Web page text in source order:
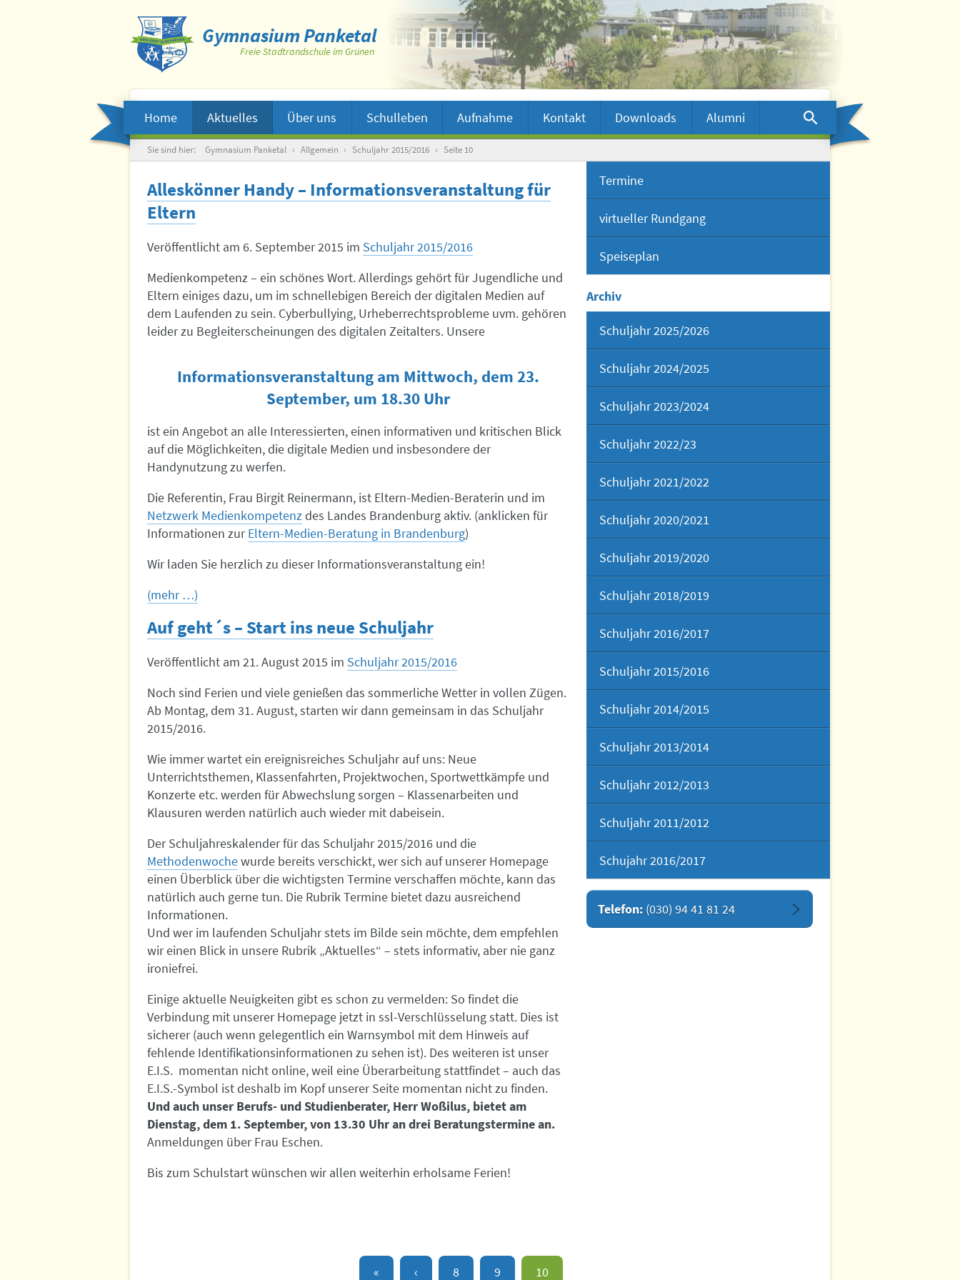
Gymnasium Panketal
Freie Stadtrandschule im Grünen
Home Aktuelles Über uns Schulleben Aufnahme Kontakt Downloads
Alumni
Suche
Sie sind hier: Gymnasium Panketal › Allgemein › Schuljahr 2015/2016 › Seite 10
Alleskönner Handy – Informationsveranstaltung für
Eltern
Veröffentlicht am 6. September 2015 im Schuljahr 2015/2016
Medienkompetenz – ein schönes Wort. Allerdings gehört für Jugendliche und
Eltern einiges dazu, um im schnellebigen Bereich der digitalen Medien auf
dem Laufenden zu sein. Cyberbullying, Urheberrechtsprobleme uvm. gehören
leider zu Begleiterscheinungen des digitalen Zeitalters. Unsere
Informationsveranstaltung am Mittwoch, dem 23.
September, um 18.30 Uhr
ist ein Angebot an alle Interessierten, einen informativen und kritischen Blick
auf die Möglichkeiten, die digitale Medien und insbesondere der
Handynutzung zu werfen.
Die Referentin, Frau Birgit Reinermann, ist Eltern-Medien-Beraterin und im
Netzwerk Medienkompetenzdes Landes Brandenburg aktiv. (anklicken für
Informationen zurEltern-Medien-Beratung in Brandenburg)
Wir laden Sie herzlich zu dieser Informationsveranstaltung ein!
(mehr …)
Auf geht´s – Start ins neue Schuljahr
Veröffentlicht am 21. August 2015 im Schuljahr 2015/2016
Noch sind Ferien und viele genießen das sommerliche Wetter in vollen Zügen.
Ab Montag, dem 31. August, starten wir dann gemeinsam in das Schuljahr
2015/2016.
Wie immer wartet ein ereignisreiches Schuljahr auf uns: Neue
Unterrichtsthemen, Klassenfahrten, Projektwochen, Sportwettkämpfe und
Konzerte etc. werden für Abwechslung sorgen – Klassenarbeiten und
Klausuren werden natürlich auch wieder mit dabeisein.
Der Schuljahreskalender für das Schuljahr 2015/2016 und die
Methodenwochewurde bereits verschickt, wer sich auf unserer Homepage
einen Überblick über die wichtigsten Termine verschaffen möchte, kann das
natürlich auch gerne tun. Die Rubrik Termine bietet dazu ausreichend
Informationen.
Und wer im laufenden Schuljahr stets im Bilde sein möchte, dem empfehlen
wir einen Blick in unsere Rubrik „Aktuelles“ – stets informativ, aber nie ganz
ironiefrei.
Einige aktuelle Neuigkeiten gibt es schon zu vermelden: So findet die
Verbindung mit unserer Homepage jetzt in ssl-Verschlüsselung statt. Dies ist
sicherer (auch wenn gelegentlich ein Warnsymbol mit dem Hinweis auf
fehlende Identifikationsinformationen zu sehen ist). Des weiteren ist unser
E.I.S. momentan nicht online, weil eine Überarbeitung stattfindet – auch das
E.I.S.-Symbol ist deshalb im Kopf unserer Seite momentan nicht zu finden.
Und auch unser Berufs- und Studienberater, Herr Woßilus, bietet am
Dienstag, dem 1. September, von 13.30 Uhr an drei Beratungstermine an.
Anmeldungen über Frau Eschen.
Bis zum Schulstart wünschen wir allen weiterhin erholsame Ferien!
« ‹ 8 9 10
Termine
virtueller Rundgang
Virtueller Rundgang
Interview mit Dr. Wolf
Englisch – It´s our cup of tea!
Wahl der zweiten Fremdsprache
Deutsch – das Tor zu vielen
Welten
Die Schönen Künste
Geografie
Sport am Gymnasium Panketal
Projektwochen & Exkursionen
Speiseplan
Archiv
Schuljahr 2025/2026
Schuljahr 2024/2025
Schuljahr 2023/2024
Schuljahr 2022/23
Schuljahr 2021/2022
Schuljahr 2020/2021
Schuljahr 2019/2020
Schuljahr 2018/2019
Schuljahr 2016/2017
Schuljahr 2015/2016
Schuljahr 2014/2015
Schuljahr 2013/2014
Schuljahr 2012/2013
Schuljahr 2011/2012
Schujahr 2016/2017
Telefon: (030) 94 41 81 24